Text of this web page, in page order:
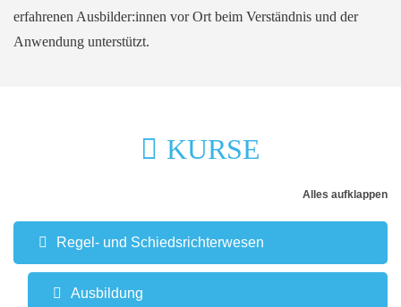
erfahrenen Ausbilder:innen vor Ort beim Verständnis und der
Anwendung unterstützt.
KURSE
Alles aufklappen
Regel- und Schiedsrichterwesen
Ausbildung